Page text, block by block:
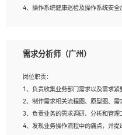
4、操作系统健康巡检及操作系统安全
1、全日制本科计算机相关专业毕业，
3、熟练使用脚本语言，shell/python
4、熟悉linux常见服务、中间件的基
Apache、Nginx、Zabbix、Kafka等
5、熟悉主流虚拟化技术，如：
6、具备网络方面的基础知识，熟悉常
需求分析师（广州）
岗位职责：
1、负责收集业务部门需求以及需求紧
2、制作需求相关流程图、原型图、需
3、负责业务的需求调研、分析和管理
4、发现业务操作流程中的痛点，并提